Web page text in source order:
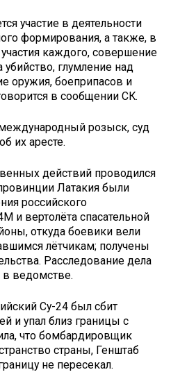
участие в деятельности
формирования, а также, в
каждого, совершение
глумление над
оружия, боеприпасов и
в сообщении СК.
розыск, суд
их аресте.
действий проводился
Латакия были
российского
и вертолёта спасательной
откуда боевики вели
лётчикам; получены
Расследование дела
в ведомстве.
Су-24 был сбит
и упал близ границы с
что бомбардировщик
страны, Генштаб
не пересекал.